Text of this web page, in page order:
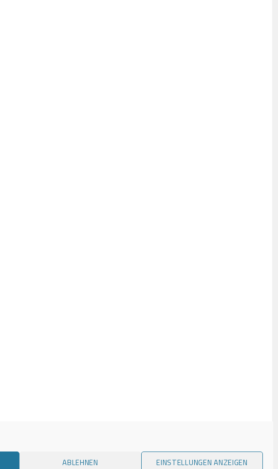
ABLEHNEN EINSTELLUNGEN ANZEIGEN
Impressum